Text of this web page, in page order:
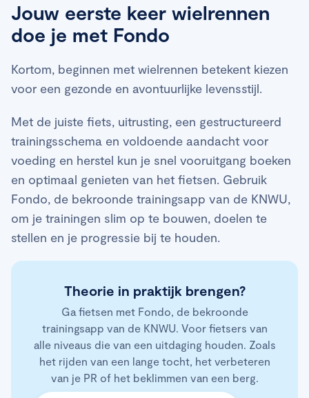
plaats van snelheid.
verbeteren in uithoudingsvermogen en kracht.
Consistentie, afwisseling en voldoende herstel is
Jouw eerste keer wielrennen
doe je met Fondo
Kortom, beginnen met wielrennen betekent kiezen
voor een gezonde en avontuurlijke levensstijl.
Met de juiste fiets, uitrusting, een gestructureerd
trainingsschema en voldoende aandacht voor
voeding en herstel kun je snel vooruitgang boeken
en optimaal genieten van het fietsen. Gebruik
Fondo, de bekroonde trainingsapp van de KNWU,
om je trainingen slim op te bouwen, doelen te
stellen en je progressie bij te houden.
Theorie in praktijk brengen?
Ga fietsen met Fondo, de bekroonde
trainingsapp van de KNWU. Voor fietsers van
alle niveaus die van een uitdaging houden. Zoals
het rijden van een lange tocht, het verbeteren
van je PR of het beklimmen van een berg.